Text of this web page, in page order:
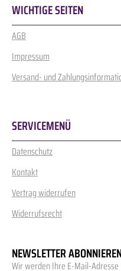
WICHTIGE SEITEN
AGB
Impressum
Versand- und
SERVICEMENÜ
Datenschutz
Kontakt
Vertrag widerrufen
Widerrufsrecht
NEWSLETTER
Wir werden Ihre E-Mail-